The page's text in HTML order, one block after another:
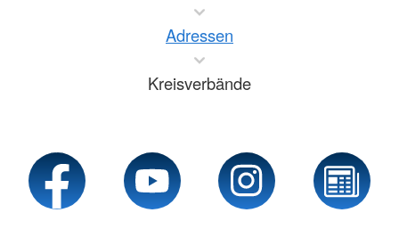
Adressen
Kreisverbände